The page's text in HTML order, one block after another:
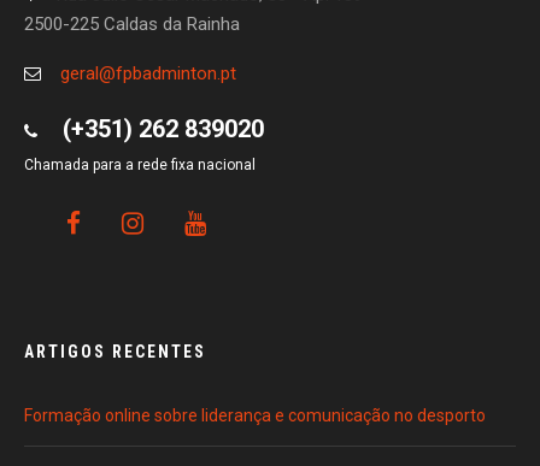
2500-225 Caldas da Rainha
geral@fpbadminton.pt
(+351) 262 839020
Chamada para a rede fixa nacional
ARTIGOS RECENTES
Formação online sobre liderança e comunicação no desporto